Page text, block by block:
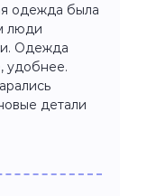
одежда была
люди
Одежда
удобнее.
детали